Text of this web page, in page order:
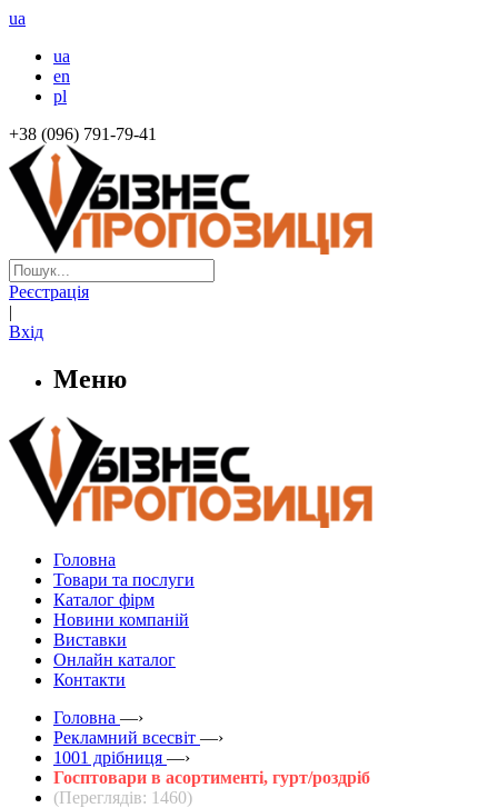
ua
ua
en
pl
+38 (096) 791-79-41
Реєстрація
|
Вхід
Меню
Головна
Товари та послуги
Каталог фірм
Новини компаній
Виставки
Онлайн каталог
Контакти
Головна —›
Рекламний всесвіт —›
1001 дрібниця —›
Госптовари в асортименті, гурт/роздріб
(Переглядів: 1460)